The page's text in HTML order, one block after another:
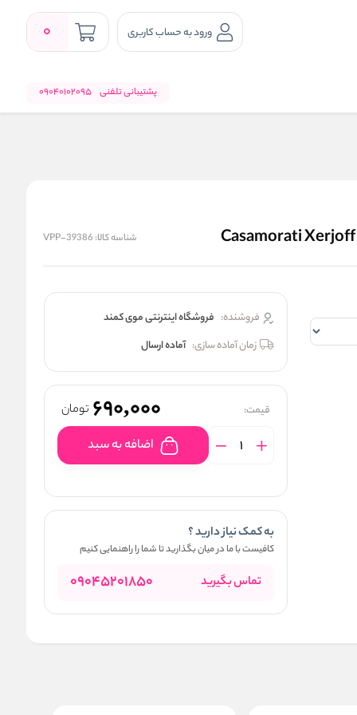
ورود به حساب کاربری 0
پشتیبانی تلفنی 09040102095
شناسه کالا: VPP-39386
فروشنده: فروشگاه اینترنتی موی کمند
زمان آماده سازی: آماده ارسال
قیمت: 690,000 تومان
اضافه به سبد
به کمک نیاز دارید ؟
کافیست با ما در میان بگذارید تا شما را راهنمایی کنیم
تماس بگیرید 09045201850